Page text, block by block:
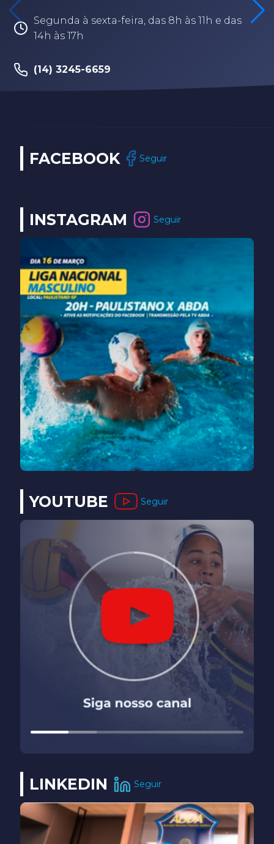
Segunda à sexta-feira, das 8h às 17h30
FACEBOOK Seguir
INSTAGRAM Seguir
YOUTUBE Seguir
LINKEDIN Seguir